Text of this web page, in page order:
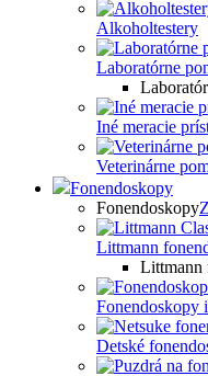
Alkoholtestery
Laboratórne
Iné meracie
Veterinárne
Fonendoskopy
Fonendoskopy
Littmann
Littmann
Fonendoskopy
Detské